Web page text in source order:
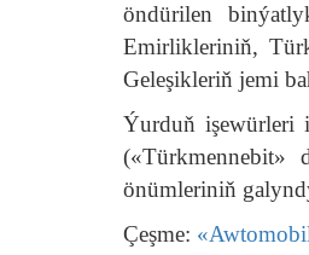
öndürilen
Emirlikleriniň,
Geleşikleriň jemi
Ýurduň işewürleri
(«Türkmennebit»
önümleriniň
Çeşme: